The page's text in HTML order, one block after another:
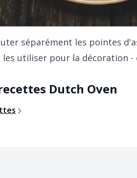
séparément les pointes
les utiliser pour la décoration
Dutch Oven